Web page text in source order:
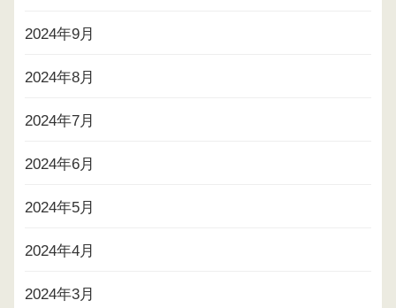
2024年9月
2024年8月
2024年7月
2024年6月
2024年5月
2024年4月
2024年3月